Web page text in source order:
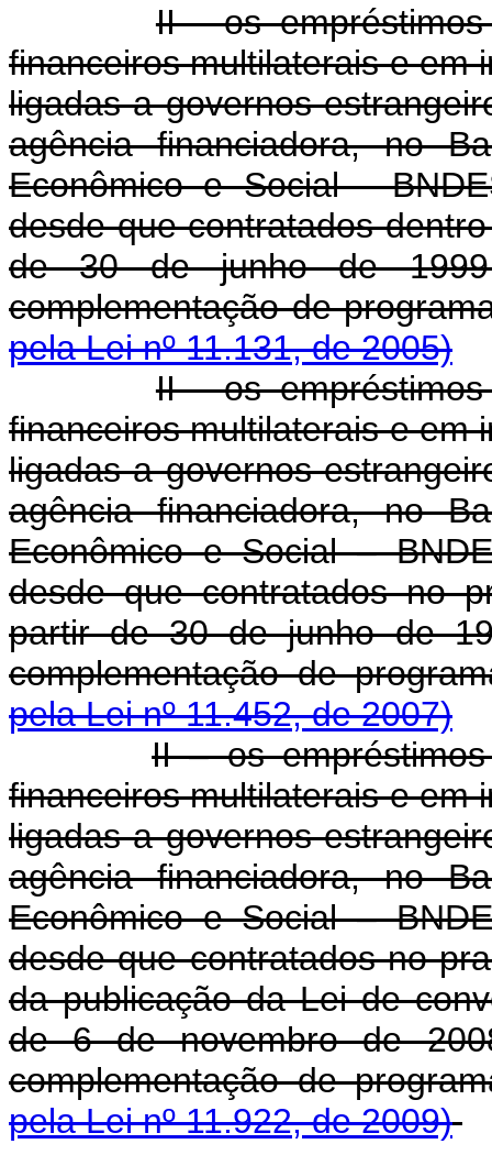
II - os
financeiros multilaterais e em
ligadas a governos
agência financiadora, no
Econômico e Social -
desde que contratados
de 30 de junho de 1999
complementação de
pela Lei nº 11.131, de 2005)
II - os
financeiros multilaterais e em
ligadas a governos
agência financiadora, no
Econômico e Social –
desde que contratados no
partir de 30 de junho de
complementação de
pela Lei nº 11.452, de 2007)
II – os
financeiros multilaterais e em
ligadas a governos
agência financiadora, no
Econômico e Social –
desde que contratados no
da publicação da Lei de
de 6 de novembro de
complementação de
pela Lei nº 11.922, de 2009)